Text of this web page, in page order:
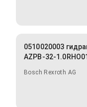
0510020003
AZPB-32-
Bosch Rexroth AG